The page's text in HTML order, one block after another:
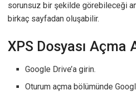
sorunsuz bir şekilde görebileceği
birkaç sayfadan oluşabilir.
XPS Dosyası Açma
Google Drive’a girin.
Oturum açma bölümünde